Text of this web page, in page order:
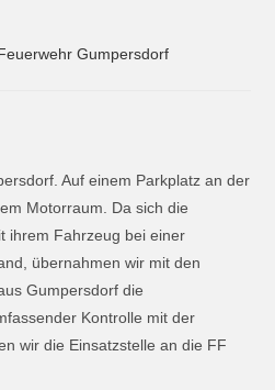
Gumpersdorf
Auf einem Parkplatz an der
Motorraum. Da sich die
ihrem Fahrzeug bei einer
übernahmen wir mit den
Gumpersdorf die
Kontrolle mit der
wir die Einsatzstelle an die FF